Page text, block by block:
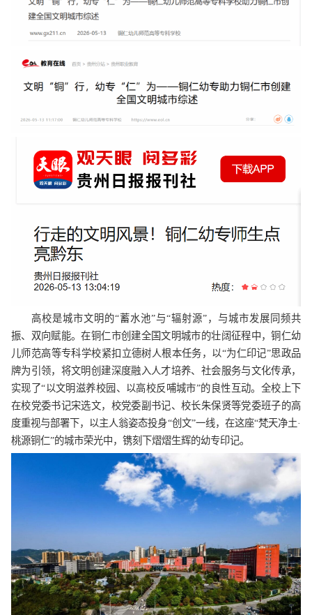
高校是城市文明的“蓄水池”与“辐射源”，与城市发展同频共
振、双向赋能。在铜仁市创建全国文明城市的壮阔征程中，铜仁幼
儿师范高等专科学校紧扣立德树人根本任务，以“为仁印记”思政品
牌为引领，将文明创建深度融入人才培养、社会服务与文化传承，
实现了“以文明滋养校园、以高校反哺城市”的良性互动。全校上下
在校党委书记宋选文，校党委副书记、校长朱保贤等党委班子的高
度重视与部署下，以主人翁姿态投身“创文”一线，在这座“梵天净土·
桃源铜仁”的城市荣光中，镌刻下熠熠生辉的幼专印记。